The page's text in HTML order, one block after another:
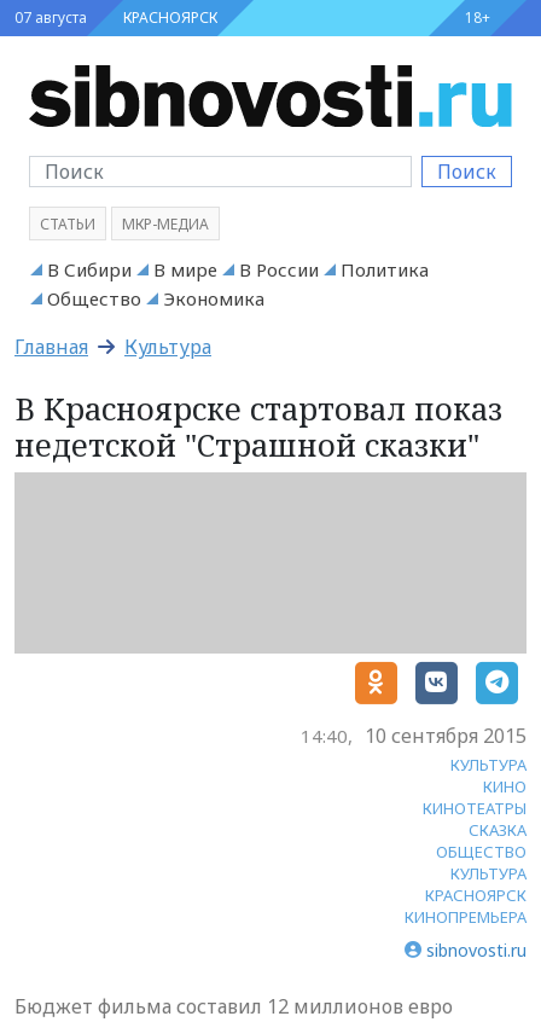
07 августа КРАСНОЯРСК 18+
Поиск
СТАТЬИ МКР-МЕДИА
В Сибири В мире В России
Политика
Общество
Экономика
Главная Культура
В Красноярске стартовал показ
недетской "Страшной сказки"
14:40, 10 сентября 2015
КУЛЬТУРА
КИНО
КИНОТЕАТРЫ
СКАЗКА
ОБЩЕСТВО
КУЛЬТУРА
КРАСНОЯРСК
КИНОПРЕМЬЕРА
sibnovosti.ru
Бюджет фильма составил 12 миллионов евро